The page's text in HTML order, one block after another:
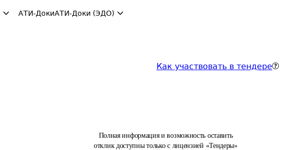
АТИ-ДокиАТИ-Доки (ЭДО)
Как участвовать в тендере
Полная информация и возможность оставить
отклик доступны только с лицензией «Тендеры»